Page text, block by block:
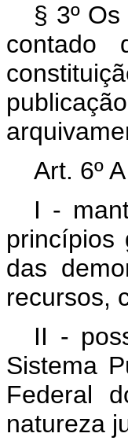
§ 3º
contado
Art. 6º
I -
princípios
das
recursos,
II -
Sistema
Federal
natureza